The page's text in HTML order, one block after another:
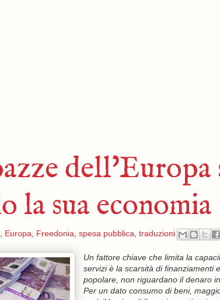
dell'Europa
la sua economia
, Europa, Freedonia, spesa pubblica, traduzioni
Un fattore chiave che limita la
servizi è la scarsità di finanziamenti
popolare, non riguardano il denaro
Per un dato consumo di beni,